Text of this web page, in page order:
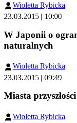
Wioletta Rybicka
23.03.2015 | 10:00
W Japonii o
naturalnych
Wioletta Rybicka
23.03.2015 | 09:49
Miasta
Wioletta Rybicka